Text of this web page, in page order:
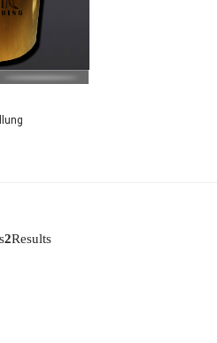
2Results